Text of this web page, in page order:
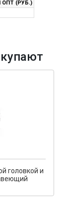
(РУБ.)
головкой и